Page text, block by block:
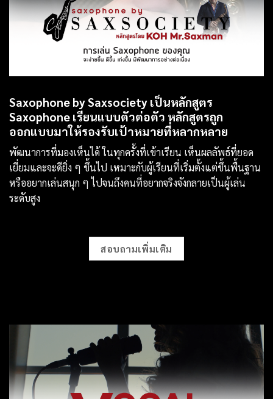
Saxophone by Saxsociety เป็นหลักสูตร
Saxophone เรียนแบบตัวต่อตัว หลักสูตรถูก
ออกแบบมาให้รองรับเป้าหมายที่หลากหลาย
พัฒนาการที่มองเห็นได้ ในทุกครั้งที่เข้าเรียน เห็นผลลัพธ์ที่ยอด
เยี่ยมและจะดียิ่ง ๆ ขึ้นไป เหมาะกับผู้เรียนที่เริ่มตั้งแต่ขึ้นพื้นฐาน
หรืออยากเล่นสนุก ๆ ไปจนถึงคนที่อยากจริงจังกลายเป็นผู้เล่น
ระดับสูง
สอบถามเพิ่มเติม